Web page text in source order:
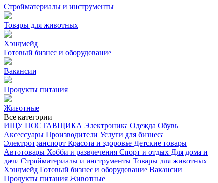
Стройматериалы и инструменты
Товары для животных
Хэндмейд
Готовый бизнес и оборудование
Вакансии
Продукты питания
Животные
Все категории
ИЩУ ПОСТАВЩИКА Электроника Одежда Обувь
Аксессуары Производители Услуги для бизнеса
Электротранспорт Красота и здоровье Детские товары
Автотовары Хобби и развлечения Спорт и отдых Для дома и
дачи Стройматериалы и инструменты Товары для животных
Хэндмейд Готовый бизнес и оборудование Вакансии
Продукты питания Животные